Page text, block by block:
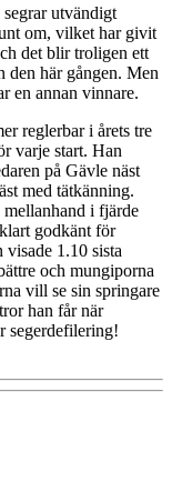
utvändigt
om, vilket har givit
det blir troligen ett
den här gången. Men
en annan vinnare.
reglerbar i årets tre
varje start. Han
på Gävle näst
med tätkänning.
mellanhand i fjärde
godkänt för
1.10 sista
och mungiporna
vill se sin springare
han får när
segerdefilering!